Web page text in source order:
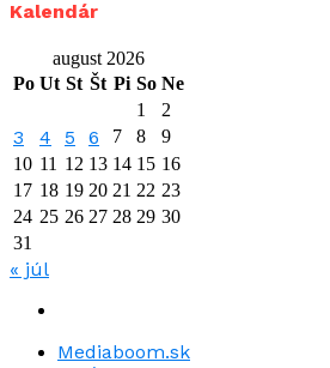
Kalendár
august 2026
Po Ut St Št Pi So Ne
1
2
3 4 5 6 7 8
9
10 11 12 13 14 15 16
17 18 19 20 21 22 23
24 25 26 27 28 29 30
31
« júl
Mediaboom.sk